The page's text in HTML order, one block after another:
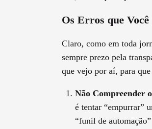
Os Erros que
Claro, como em toda
sempre prezo pela
que vejo por aí, para
Não Compreender
é tentar “empurrar”
“funil de